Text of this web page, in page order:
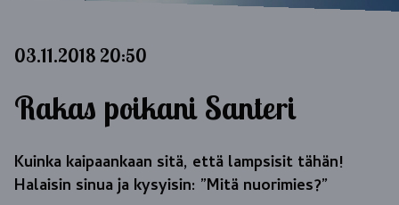
03.11.2018 20:50
Rakas poikani Santeri
Kuinka kaipaankaan sitä, että lampsisit tähän!
Halaisin sinua ja kysyisin: ”Mitä nuorimies?”